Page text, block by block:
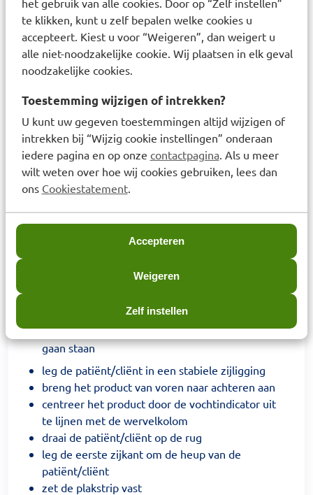
te klikken, kunt u zelf bepalen welke cookies u
accepteert. Kiest u voor “Weigeren”, dan weigert u
alle niet-noodzakelijke cookie. Wij plaatsen in elk geval
noodzakelijke cookies.
Toestemming wijzigen of intrekken?
U kunt uw gegeven toestemmingen altijd wijzigen of
intrekken bij “Wijzig cookie instellingen” onderaan
iedere pagina en op onze contactpagina. Als u meer
wilt weten over hoe wij cookies gebruiken, lees dan
ons Cookiestatement.
Accepteren
Weigeren
Zelf instellen
gootje ontstaat en de antilekrandjes rechtop
gaan staan
ga naast de patiënt/cliënt staan
plaats het product van voren naar achteren
met de wervelkolom
leg de eerste zijkant om de heup van de
patiënt/cliënt
leg de tweede zijkant om de heup van de
patiënt/cliënt
zet de plakstrip vast
Aanleginstructie liggend, in 4 stappen:
bij gebruik van een verpleegbed dient dit zo te
heuphoogte bevindt, om de rug te ontlasten
vouw het product in de lengte, zodat een soort
gootje ontstaat en de antilekrandjes rechtop
gaan staan
leg de patiënt/cliënt in een stabiele zijligging
breng het product van voren naar achteren aan
centreer het product door de vochtindicator uit
te lijnen met de wervelkolom
draai de patiënt/cliënt op de rug
leg de eerste zijkant om de heup van de
patiënt/cliënt
zet de plakstrip vast